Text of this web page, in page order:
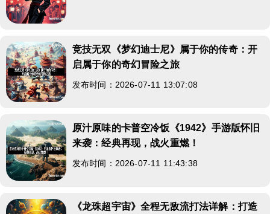
竞技无双《梦幻迪士尼》属于你的传奇：开
启属于你的奇幻冒险之旅
发布时间：2026-07-11 13:07:08
原汁原味的卡普空冷饭《1942》手游版怀旧
来袭：经典再现，战火重燃！
发布时间：2026-07-11 11:43:38
《龙珠超宇宙》全程无敌流打法详解：打造